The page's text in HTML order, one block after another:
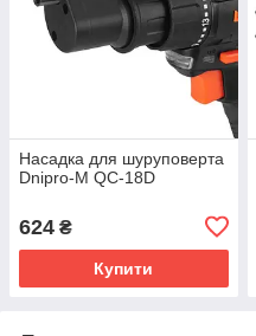
Насадка для шуруповерта
Dnipro-M QC-18D
624 ₴
Купити